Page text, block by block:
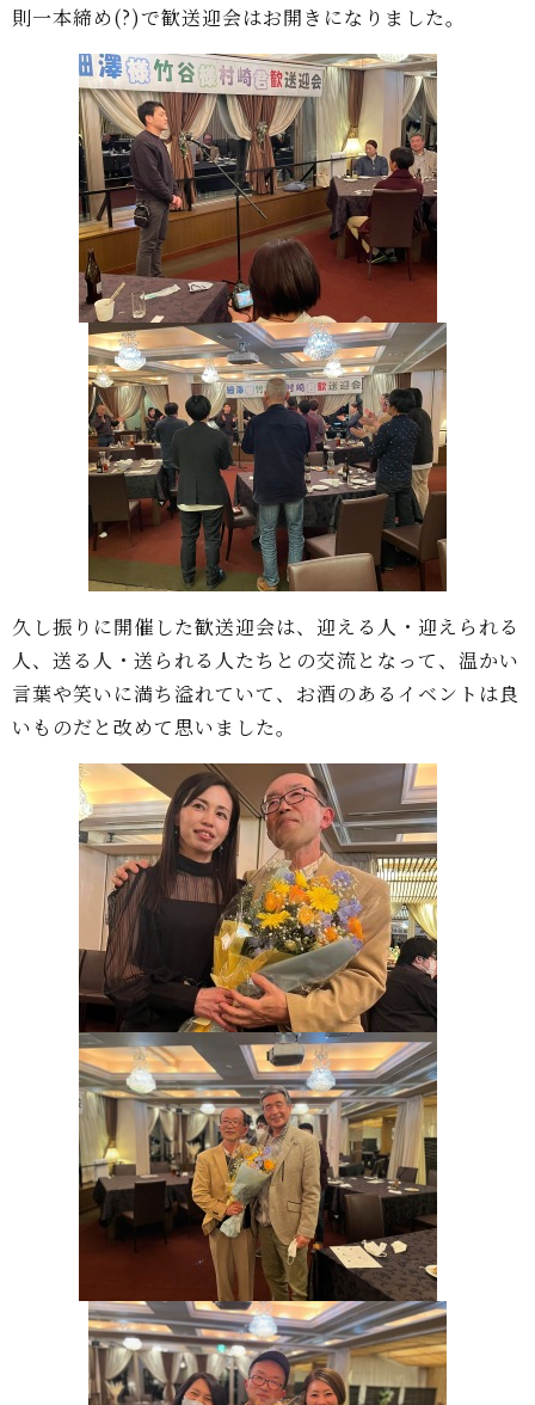
則一本締め(?)で歓送迎会はお開きになりました。
久し振りに開催した歓送迎会は、迎える人・迎えられる
人、送る人・送られる人たちとの交流となって、温かい
言葉や笑いに満ち溢れていて、お酒のあるイベントは良
いものだと改めて思いました。